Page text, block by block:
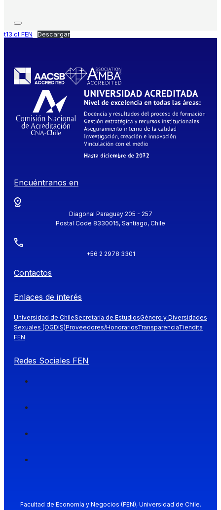
t13.cl FEN Descargar
Encuéntranos en
Diagonal Paraguay 205 - 257
Postal Code 8330015, Santiago, Chile
+56 2 2978 3301
Contactos
Enlaces de interés
Universidad de ChileSecretaría de EstudiosGénero y Diversidades
Sexuales (OGDIS)Proveedores/HonorariosTransparenciaTiendita
FEN
Redes Sociales FEN
Facultad de Economía y Negocios (FEN), Universidad de Chile.